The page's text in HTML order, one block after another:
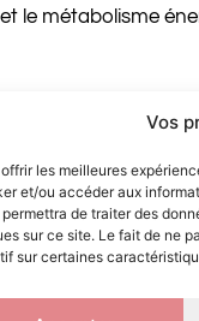
Vos
offrir les meilleures
et/ou accéder aux
permettra de traiter des
sur ce site. Le fait de ne
sur certaines
le métabolisme
B (B3, B6 et
celles-ci
vitamines